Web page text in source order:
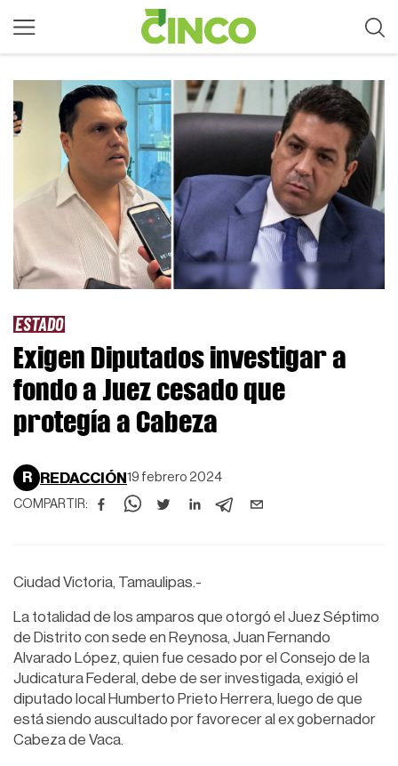
ESTADO
Exigen Diputados investigar a
fondo a Juez cesado que
protegía a Cabeza
R REDACCIÓN 19 febrero 2024
COMPARTIR:
Ciudad Victoria, Tamaulipas.-
La totalidad de los amparos que otorgó el Juez Séptimo
de Distrito con sede en Reynosa, Juan Fernando
Alvarado López, quien fue cesado por el Consejo de la
Judicatura Federal, debe de ser investigada, exigió el
diputado local Humberto Prieto Herrera, luego de que
está siendo auscultado por favorecer al ex gobernador
Cabeza de Vaca.